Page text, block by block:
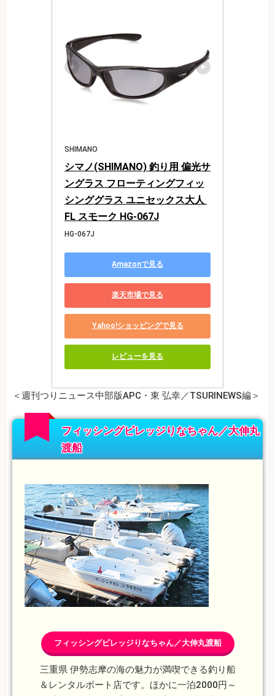
SHIMANO
シマノ(SHIMANO) 釣り用 偏光サ
ングラス フローティングフィッ
シンググラス ユニセックス大人
FL スモーク HG-067J
HG-067J
Amazonで見る
楽天市場で見る
Yahoo!ショッピングで見る
レビューを見る
＜週刊つりニュース中部版APC・東 弘幸／TSURINEWS編＞
フィッシングビレッジりなちゃん／大伸丸
渡船
フィッシングビレッジりなちゃん／大伸丸渡船
三重県 伊勢志摩の海の魅力が満喫できる釣り船
＆レンタルボート店です。ほかに一泊2000円～